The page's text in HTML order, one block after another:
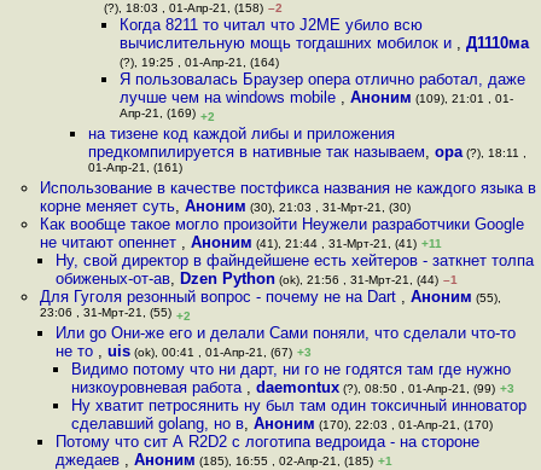
(?), 18:03 , 01-Апр-21, (158) –2
Когда 8211 то читал что J2ME убило всю
вычислительную мощь тогдашних мобилок и ,Д1110ма
(?), 19:25 , 01-Апр-21, (164)
Я пользовалась Браузер опера отлично работал, даже
лучше чем на windows mobile ,Аноним (109), 21:01 , 01-
Апр-21, (169) +2
на тизене код каждой либы и приложения
предкомпилируется в нативные так называем, opa(?), 18:11 ,
01-Апр-21, (161)
Использование в качестве постфикса названия не каждого языка в
корне меняет суть, Аноним (30), 21:03 , 31-Мрт-21, (30)
Как вообще такое могло произойти Неужели разработчики Google
не читают опеннет , Аноним (41), 21:44 , 31-Мрт-21, (41) +11
Ну, свой директор в файндейшене есть хейтеров - заткнет толпа
обиженых-от-ав, Dzen Python(ok), 21:56 , 31-Мрт-21, (44) –1
Для Гуголя резонный вопрос - почему не на Dart , Аноним (55),
23:06 , 31-Мрт-21, (55) +2
Или go Они-же его и делали Сами поняли, что сделали что-то
не то , uis(ok), 00:41 , 01-Апр-21, (67) +3
Видимо потому что ни дарт, ни го не годятся там где нужно
низкоуровневая работа ,daemontux (?), 08:50 , 01-Апр-21, (99) +3
Ну хватит петросянить ну был там один токсичный инноватор
сделавший golang, но в,Аноним (170), 22:03 , 01-Апр-21, (170)
Потому что сит А R2D2 с логотипа ведроида - на стороне
джедаев , Аноним (185), 16:55 , 02-Апр-21, (185) +1